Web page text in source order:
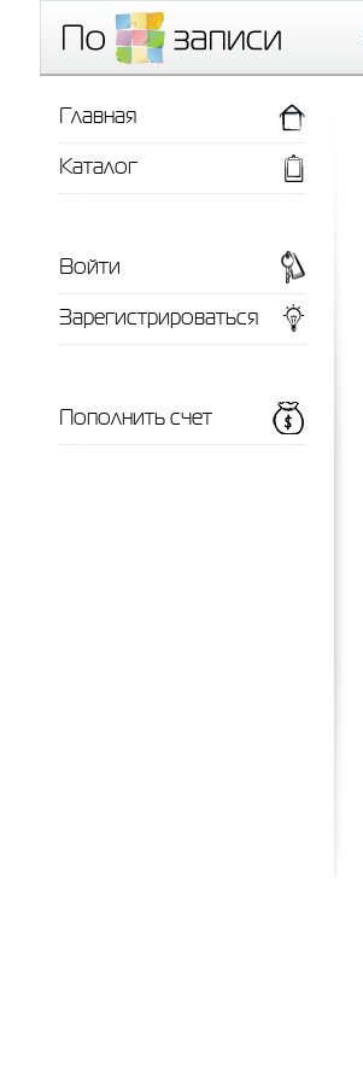
Главная
Каталог
Войти
Зарегистрироваться
Пополнить счет